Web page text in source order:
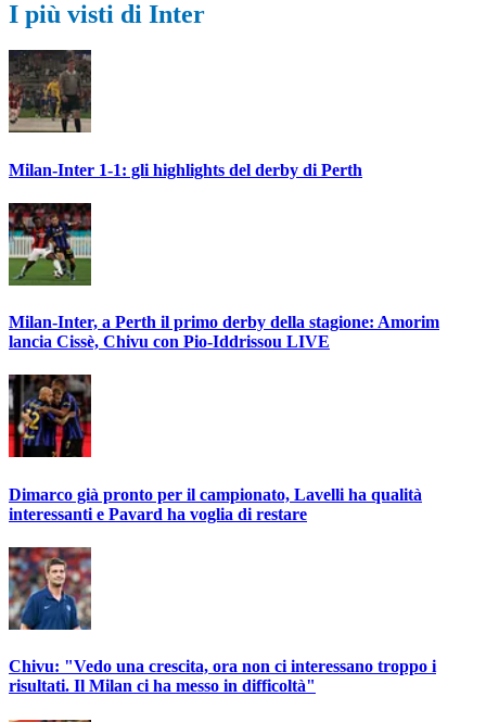
I più visti di Inter
Milan-Inter 1-1: gli highlights del derby di Perth
Milan-Inter, a Perth il primo derby della stagione: Amorim
lancia Cissè, Chivu con Pio-Iddrissou LIVE
Dimarco già pronto per il campionato, Lavelli ha qualità
interessanti e Pavard ha voglia di restare
Chivu: "Vedo una crescita, ora non ci interessano troppo i
risultati. Il Milan ci ha messo in difficoltà"